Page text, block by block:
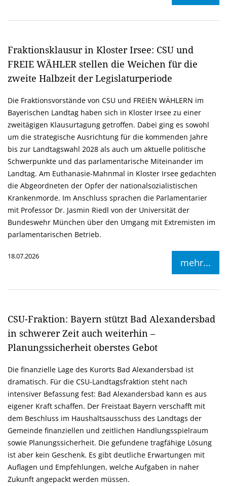
Fraktionsklausur in Kloster Irsee: CSU und
FREIE WÄHLER stellen die Weichen für die
zweite Halbzeit der Legislaturperiode
Die Fraktionsvorstände von CSU und FREIEN WÄHLERN im
Bayerischen Landtag haben sich in Kloster Irsee zu einer
zweitägigen Klausurtagung getroffen. Dabei ging es sowohl
um die strategische Ausrichtung für die kommenden Jahre
bis zur Landtagswahl 2028 als auch um aktuelle politische
Schwerpunkte und das parlamentarische Miteinander im
Landtag. Am Euthanasie-Mahnmal in Kloster Irsee gedachten
die Abgeordneten der Opfer der nationalsozialistischen
Krankenmorde. Im Anschluss sprachen die Parlamentarier
mit Professor Dr. Jasmin Riedl von der Universität der
Bundeswehr München über den Umgang mit Extremisten im
parlamentarischen Betrieb.
18.07.2026
mehr...
CSU-Fraktion: Bayern stützt Bad Alexandersbad
in schwerer Zeit auch weiterhin –
Planungssicherheit oberstes Gebot
Die finanzielle Lage des Kurorts Bad Alexandersbad ist
dramatisch. Für die CSU-Landtagsfraktion steht nach
intensiver Befassung fest: Bad Alexandersbad kann es aus
eigener Kraft schaffen. Der Freistaat Bayern verschafft mit
dem Beschluss im Haushaltsausschuss des Landtags der
Gemeinde finanziellen und zeitlichen Handlungsspielraum
sowie Planungssicherheit. Die gefundene tragfähige Lösung
ist aber kein Geschenk. Es gibt deutliche Erwartungen mit
Auflagen und Empfehlungen, welche Aufgaben in naher
Zukunft angepackt werden müssen.